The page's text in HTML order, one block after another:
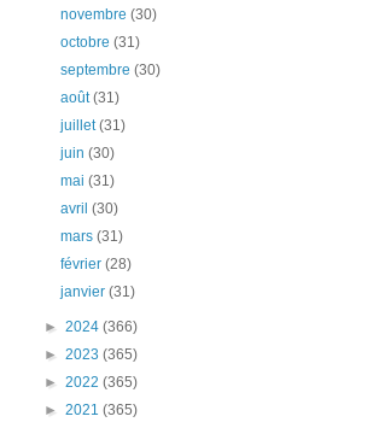
novembre(30)
octobre(31)
septembre(30)
août(31)
juillet(31)
juin(30)
mai(31)
avril(30)
mars(31)
février(28)
janvier(31)
► 2024 (366)
► 2023 (365)
► 2022 (365)
► 2021 (365)